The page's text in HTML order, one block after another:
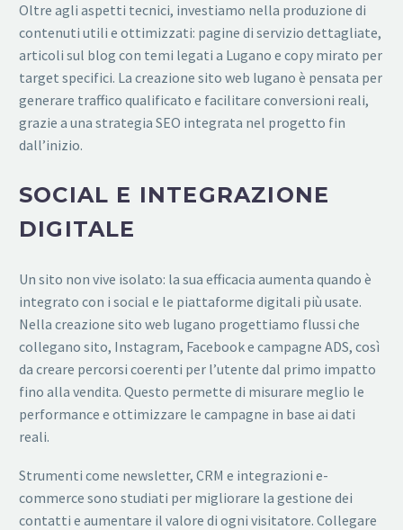
Oltre agli aspetti tecnici, investiamo nella produzione di
contenuti utili e ottimizzati: pagine di servizio dettagliate,
articoli sul blog con temi legati a Lugano e copy mirato per
target specifici. La creazione sito web lugano è pensata per
generare traffico qualificato e facilitare conversioni reali,
grazie a una strategia SEO integrata nel progetto fin
dall’inizio.
SOCIAL E INTEGRAZIONE
DIGITALE
Un sito non vive isolato: la sua efficacia aumenta quando è
integrato con i social e le piattaforme digitali più usate.
Nella creazione sito web lugano progettiamo flussi che
collegano sito, Instagram, Facebook e campagne ADS, così
da creare percorsi coerenti per l’utente dal primo impatto
fino alla vendita. Questo permette di misurare meglio le
performance e ottimizzare le campagne in base ai dati
reali.
Strumenti come newsletter, CRM e integrazioni e-
commerce sono studiati per migliorare la gestione dei
contatti e aumentare il valore di ogni visitatore. Collegare